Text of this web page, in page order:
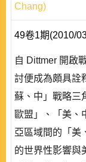
Chang)
49卷1期(2010/
自 Dittmer 開啟
討便成為頗具詮
蘇、中」戰略三
歐盟」、「美、
亞區域間的「美
的世界性影響與